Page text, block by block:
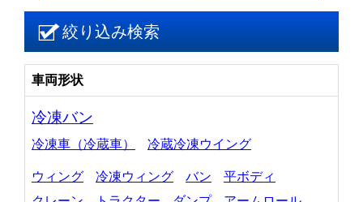
絞り込み検索
車両形状
冷凍バン
冷凍車（冷蔵車） 冷蔵冷凍ウイング
ウィング 冷凍ウィング バン
平ボディ